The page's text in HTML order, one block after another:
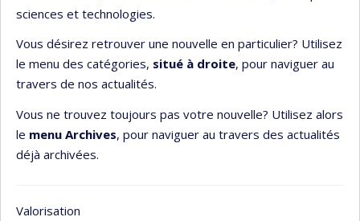
sciences et technologies.
Vous désirez retrouver une nouvelle en particulier? Utilisez
le menu des catégories, situé à droite, pour naviguer au
travers de nos actualités.
Vous ne trouvez toujours pas votre nouvelle? Utilisez alors
le menu Archives, pour naviguer au travers des actualités
déjà archivées.
Valorisation